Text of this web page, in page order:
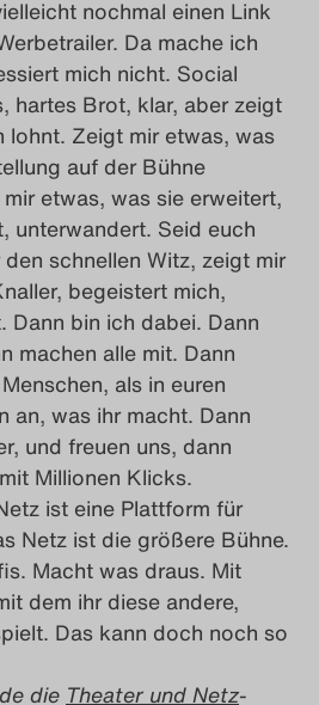
nochmal einen Link
Da mache ich
mich nicht. Social
hartes Brot, klar, aber zeigt
lohnt. Zeigt mir etwas, was
auf der Bühne
etwas, was sie erweitert,
unterwandert. Seid euch
schnellen Witz, zeigt mir
begeistert mich,
Dann bin ich dabei. Dann
machen alle mit. Dann
als in euren
an, was ihr macht. Dann
und freuen uns, dann
Millionen Klicks.
ist eine Plattform für
Netz ist die größere Bühne.
Macht was draus. Mit
dem ihr diese andere,
Das kann doch noch so
die Theater und Netz-